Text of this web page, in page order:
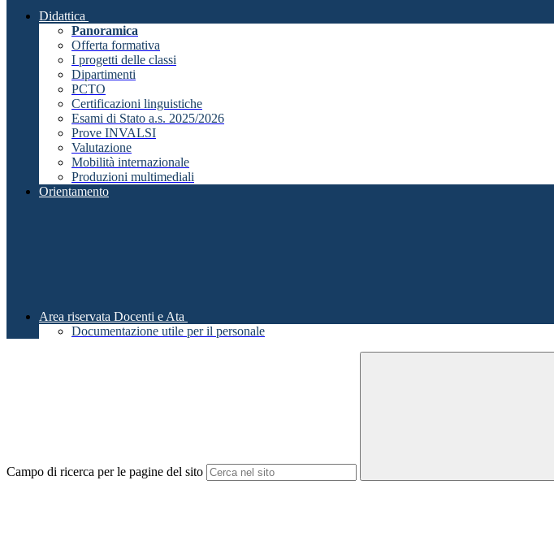
Didattica
Panoramica
Offerta formativa
I progetti delle classi
Dipartimenti
PCTO
Certificazioni linguistiche
Esami di Stato a.s. 2025/2026
Prove INVALSI
Valutazione
Mobilità internazionale
Produzioni multimediali
Orientamento
Area riservata Docenti e Ata
Documentazione utile per il personale
Campo di ricerca per le pagine del sito